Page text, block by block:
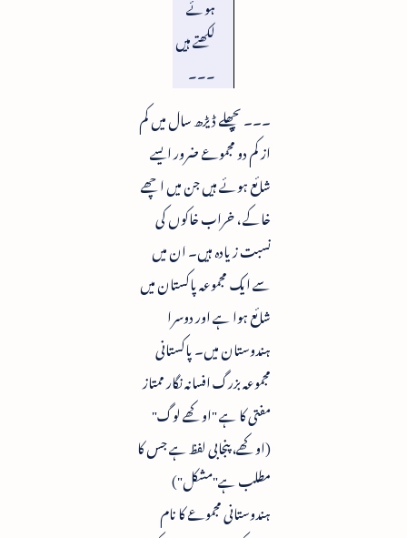
لکھتے ہیں
۔۔۔
۔۔۔ پچھلے ڈیڑھ سال میں کم
از کم دو مجموعے ضرور ایسے
شائع ہوئے ہیں جن میں اچھے
خاکے ، خراب خاکوں کی
نسبت زیادہ ہیں۔ ان میں
سے ایک مجموعہ پاکستان میں
شائع ہوا ہے اور دوسرا
ہندوستان میں۔ پاکستانی
مجموعہ بزرگ افسانہ نگار ممتاز
مفتی کا ہے "اوکھے لوگ"
(اوکھے، پنجابی لفظ ہے جس کا
مطلب ہے"مشکل")
ہندوستانی مجموعے کا نام